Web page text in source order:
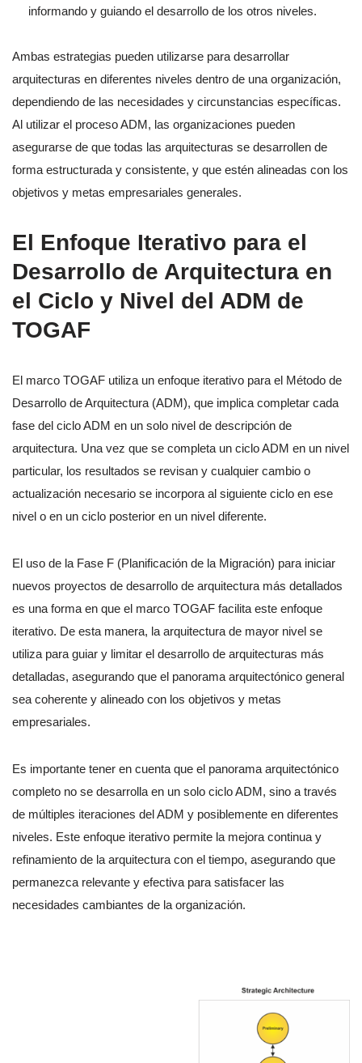
informando y guiando el desarrollo de los otros niveles.
Ambas estrategias pueden utilizarse para desarrollar
arquitecturas en diferentes niveles dentro de una organización,
dependiendo de las necesidades y circunstancias específicas.
Al utilizar el proceso ADM, las organizaciones pueden
asegurarse de que todas las arquitecturas se desarrollen de
forma estructurada y consistente, y que estén alineadas con los
objetivos y metas empresariales generales.
El Enfoque Iterativo para el
Desarrollo de Arquitectura en
el Ciclo y Nivel del ADM de
TOGAF
El marco TOGAF utiliza un enfoque iterativo para el Método de
Desarrollo de Arquitectura (ADM), que implica completar cada
fase del ciclo ADM en un solo nivel de descripción de
arquitectura. Una vez que se completa un ciclo ADM en un nivel
particular, los resultados se revisan y cualquier cambio o
actualización necesario se incorpora al siguiente ciclo en ese
nivel o en un ciclo posterior en un nivel diferente.
El uso de la Fase F (Planificación de la Migración) para iniciar
nuevos proyectos de desarrollo de arquitectura más detallados
es una forma en que el marco TOGAF facilita este enfoque
iterativo. De esta manera, la arquitectura de mayor nivel se
utiliza para guiar y limitar el desarrollo de arquitecturas más
detalladas, asegurando que el panorama arquitectónico general
sea coherente y alineado con los objetivos y metas
empresariales.
Es importante tener en cuenta que el panorama arquitectónico
completo no se desarrolla en un solo ciclo ADM, sino a través
de múltiples iteraciones del ADM y posiblemente en diferentes
niveles. Este enfoque iterativo permite la mejora continua y
refinamiento de la arquitectura con el tiempo, asegurando que
permanezca relevante y efectiva para satisfacer las
necesidades cambiantes de la organización.